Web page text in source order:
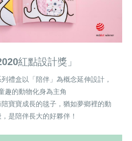
紅點設計獎」
禮盒以「陪伴」為概念延伸設計，
趣的動物化身為主角
寶寶成長的毯子，猶如夢鄉裡的動
是陪伴長大的好夥伴！